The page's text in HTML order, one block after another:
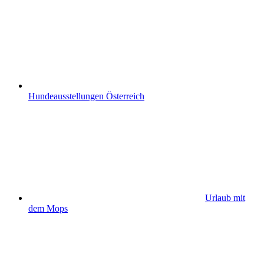
Hundeausstellungen Österreich
Urlaub mit
dem Mops